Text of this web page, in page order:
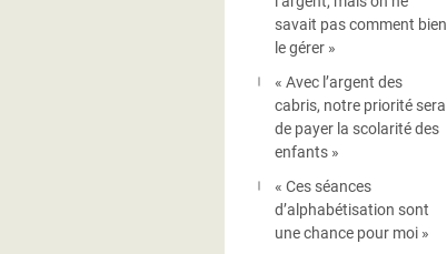
savait pas comment bien
le gérer »
« Avec l’argent des
cabris, notre priorité sera
de payer la scolarité des
enfants »
« Ces séances
d’alphabétisation sont
une chance pour moi »